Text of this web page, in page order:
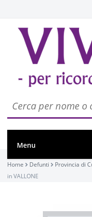
Menu
Home Defunti Provincia di
in VALLONE
PASSATE:
TRIGESIMA
Bernezzo, Chiesa dei